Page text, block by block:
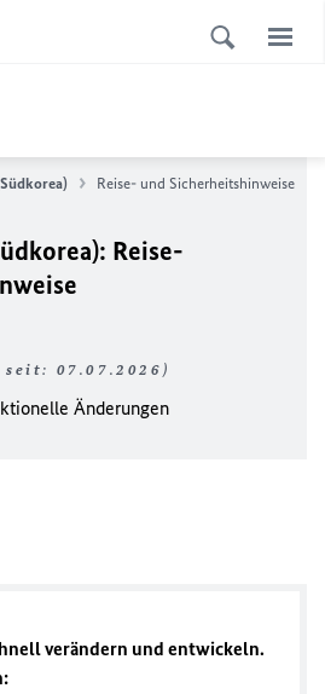
Reise- und Sicherheitshinweise
Reise-
07.07.2026)
Änderungen
verändern und entwickeln.